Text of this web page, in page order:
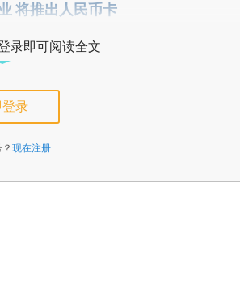
将推出人民币卡
录即可阅读全文
登录
现在注册